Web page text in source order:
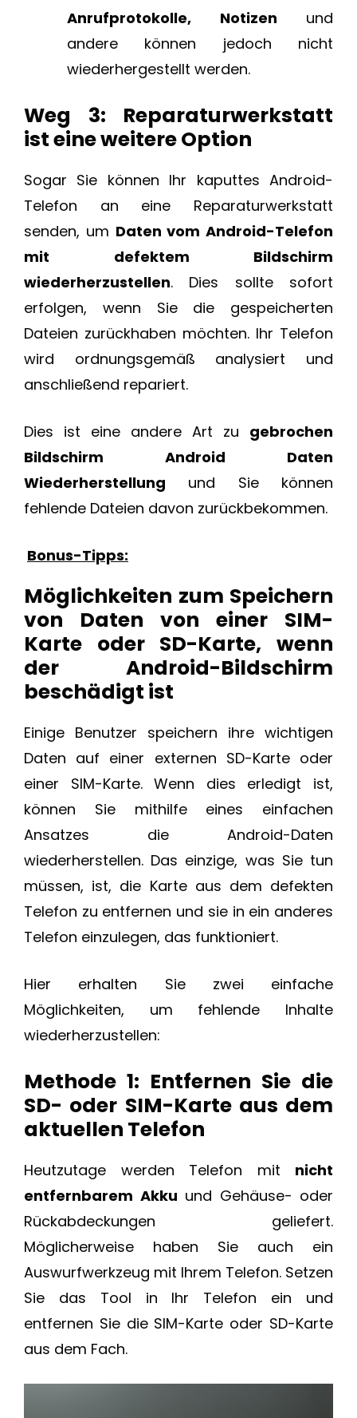
Anrufprotokolle, Notizen und
andere können jedoch nicht
wiederhergestellt werden.
Weg 3: Reparaturwerkstatt
ist eine weitere Option
Sogar Sie können Ihr kaputtes Android-
Telefon an eine Reparaturwerkstatt
senden, um Daten vom Android-Telefon
mit defektem Bildschirm
wiederherzustellen. Dies sollte sofort
erfolgen, wenn Sie die gespeicherten
Dateien zurückhaben möchten. Ihr Telefon
wird ordnungsgemäß analysiert und
anschließend repariert.
Dies ist eine andere Art zu gebrochen
Bildschirm Android Daten
Wiederherstellung und Sie können
fehlende Dateien davon zurückbekommen.
Bonus-Tipps:
Möglichkeiten zum Speichern
von Daten von einer SIM-
Karte oder SD-Karte, wenn
der Android-Bildschirm
beschädigt ist
Einige Benutzer speichern ihre wichtigen
Daten auf einer externen SD-Karte oder
einer SIM-Karte. Wenn dies erledigt ist,
können Sie mithilfe eines einfachen
Ansatzes die Android-Daten
wiederherstellen. Das einzige, was Sie tun
müssen, ist, die Karte aus dem defekten
Telefon zu entfernen und sie in ein anderes
Telefon einzulegen, das funktioniert.
Hier erhalten Sie zwei einfache
Möglichkeiten, um fehlende Inhalte
wiederherzustellen:
Methode 1: Entfernen Sie die
SD- oder SIM-Karte aus dem
aktuellen Telefon
Heutzutage werden Telefon mit nicht
entfernbarem Akku und Gehäuse- oder
Rückabdeckungen geliefert.
Möglicherweise haben Sie auch ein
Auswurfwerkzeug mit Ihrem Telefon. Setzen
Sie das Tool in Ihr Telefon ein und
entfernen Sie die SIM-Karte oder SD-Karte
aus dem Fach.